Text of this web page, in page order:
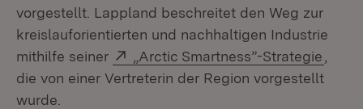
vorgestellt. Lappland beschreitet den Weg zur
kreislauforientierten und nachhaltigen Industrie
mithilfe seiner
Extern:
„Arctic Smartness”-Strategie
die von einer Vertreterin der Region vorgestellt
wurde.